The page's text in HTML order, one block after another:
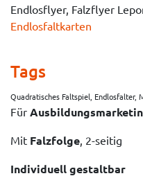
Endlosflyer, Falzflyer
Endlosfaltkarten
Tags
Quadratisches Faltspiel, Endlosfalter,
Für
Mit Falzfolge , 2-seitig
Individuell gestaltbar